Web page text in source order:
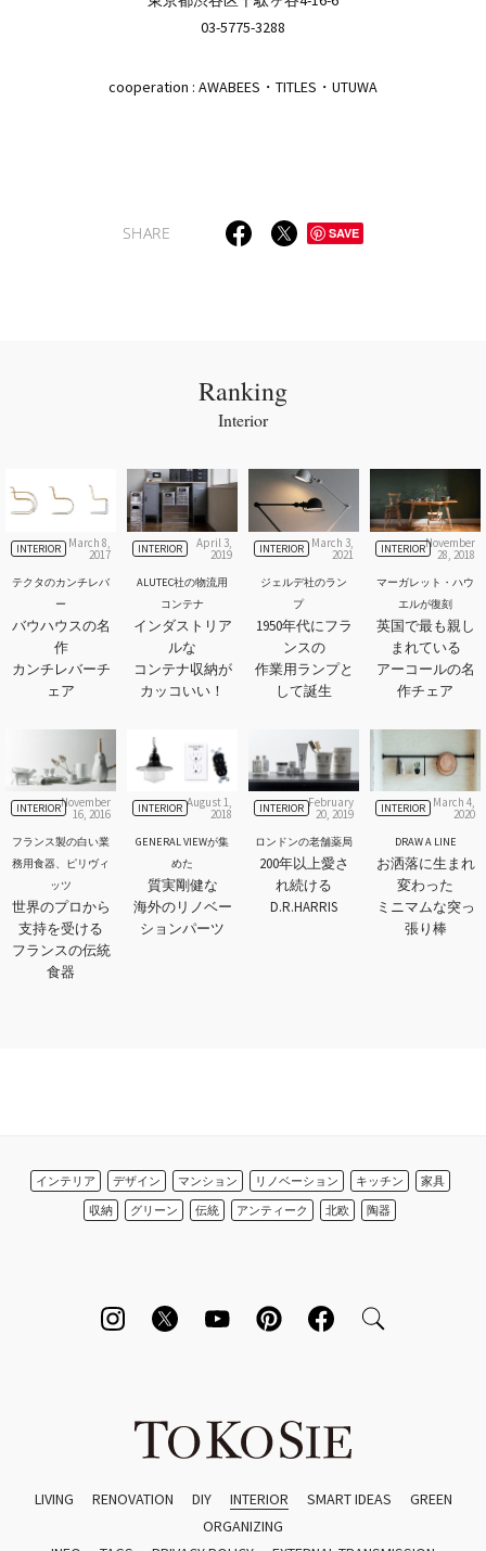
03-5775-3288
cooperation : AWABEES・TITLES・UTUWA
SHARE SAVE
Ranking
Interior
INTERIOR March 8,
2017
テクタのカンチレバ
ー
バウハウスの名
作
カンチレバーチ
ェア
INTERIOR April 3,
2019
ALUTEC社の物流用
コンテナ
インダストリア
ルな
コンテナ収納が
カッコいい！
INTERIOR March 3,
2021
ジェルデ社のラン
プ
1950年代にフラ
ンスの
作業用ランプと
して誕生
INTERIORNovember
28, 2018
マーガレット・ハウ
エルが復刻
英国で最も親し
まれている
アーコールの名
作チェア
INTERIORNovember
16, 2016
フランス製の白い業
務用食器、ピリヴィ
ッツ
世界のプロから
支持を受ける
フランスの伝統
食器
INTERIOR August 1,
2018
GENERAL VIEWが集
めた
質実剛健な
海外のリノベー
ションパーツ
INTERIOR February
20, 2019
ロンドンの老舗薬局
200年以上愛さ
れ続ける
D.R.HARRIS
INTERIOR March 4,
2020
DRAW A LINE
お洒落に生まれ
変わった
ミニマムな突っ
張り棒
インテリア デザイン マンション リノベーション キッチン
家具
収納
グリーン 伝統 アンティーク 北欧 陶器
LIVING RENOVATION DIY INTERIOR SMART IDEAS
GREEN
ORGANIZING